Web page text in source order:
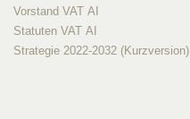
Vorstand VAT AI
Statuten VAT AI
Strategie 2022-2032 (Kurzversion)